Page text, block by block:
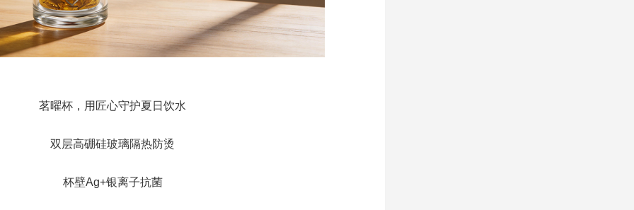
茗曜杯，用匠心守护夏日饮水
双层高硼硅玻璃隔热防烫
杯壁Ag+银离子抗菌